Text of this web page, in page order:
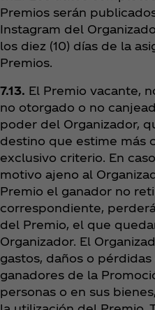
Premios serán
Instagram del
los diez (10) días de la
Premios.
7.13. El Premio vacante,
no otorgado o no
poder del Organizador,
destino que estime más
exclusivo criterio. En
motivo ajeno al
Premio el ganador no
correspondiente,
del Premio, el que
Organizador. El
gastos, daños o
ganadores de la
personas o en sus